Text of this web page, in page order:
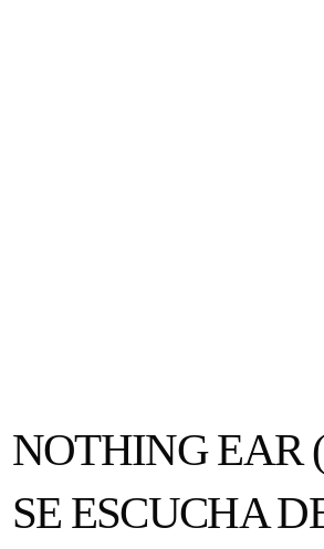
NOTHING EAR
SE ESCUCHA